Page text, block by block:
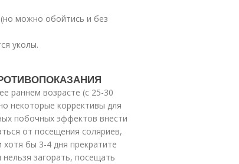
можно обойтись и без
уколы.
раннем возрасте (с 25-30
некоторые коррективы для
побочных эффектов внести
от посещения соляриев,
бы 3-4 дня прекратите
загорать, посещать